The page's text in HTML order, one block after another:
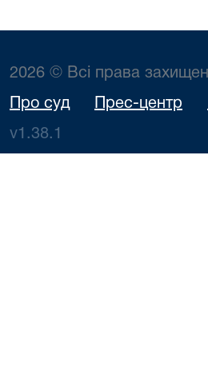
2026 © Всі права
Про суд Прес-центр
v1.38.1